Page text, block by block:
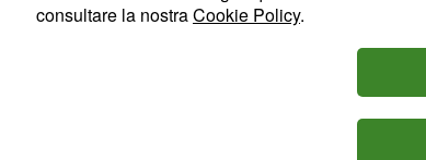
Hasselblad, prive di caricatori e pellicole, furono
consultare la nostraCookie Policy.